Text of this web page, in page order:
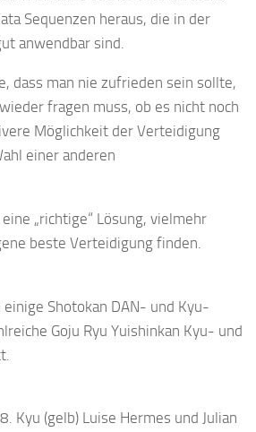
Sequenzen heraus, die in der
anwendbar sind.
dass man nie zufrieden sein sollte,
fragen muss, ob es nicht noch
Möglichkeit der Verteidigung
einer anderen
„richtige“ Lösung, vielmehr
beste Verteidigung finden.
Shotokan DAN- und Kyu-
Goju Ryu Yuishinkan Kyu- und
Kyu (gelb) Luise Hermes und Julian